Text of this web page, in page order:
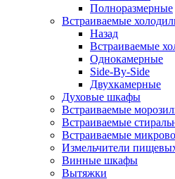
Полноразмерные
Встраиваемые
Назад
Встраиваемые
Однокамерные
Side-By-Side
Двухкамерные
Духовые шкафы
Встраиваемые
Встраиваемые
Встраиваемые
Измельчители
Винные шкафы
Вытяжки